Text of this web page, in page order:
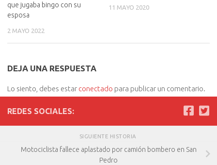
que jugaba bingo con su
esposa
2 MAYO 2022
11 MAYO 2020
DEJA UNA RESPUESTA
Lo siento, debes estar conectado para publicar un comentario.
REDES SOCIALES:
SIGUIENTE HISTORIA
Motociclista fallece aplastado por camión bombero en San
Pedro